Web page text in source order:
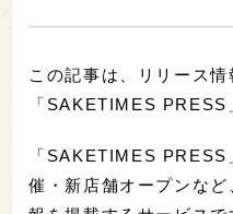
この記事は、リリース情
「SAKETIMES PRESS
「SAKETIMES PRESS
催・新店舗オープンな